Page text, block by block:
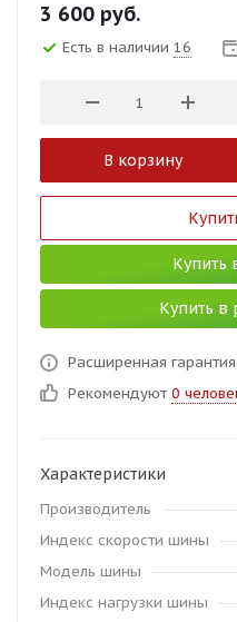
3 600 руб.
Есть в наличии 16
В корзину
Купить
Купить в
Расширенная
Рекомендуют 0
Характеристики
Производитель
Индекс скорости шины
Модель шины
Индекс нагрузки шины